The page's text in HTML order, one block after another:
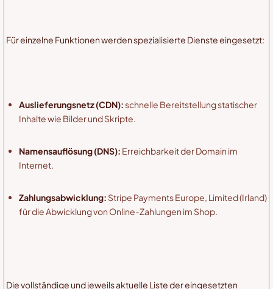
Für einzelne Funktionen werden spezialisierte Dienste eingesetzt:
Auslieferungsnetz (CDN): schnelle Bereitstellung statischer
Inhalte wie Bilder und Skripte.
Namensauflösung (DNS): Erreichbarkeit der Domain im
Internet.
Zahlungsabwicklung: Stripe Payments Europe, Limited (Irland)
für die Abwicklung von Online-Zahlungen im Shop.
Die vollständige und jeweils aktuelle Liste der eingesetzten